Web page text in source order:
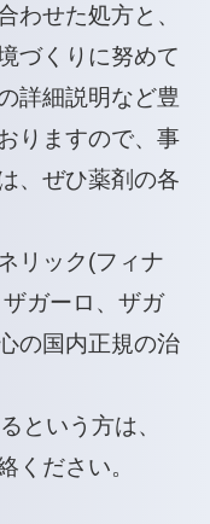
わせた処方と、
づくりに努めて
詳細説明など豊
りますので、事
、ぜひ薬剤の各
リック(フィナ
ザガーロ 、 ザガ
の国内正規の治
という方は、
ください。